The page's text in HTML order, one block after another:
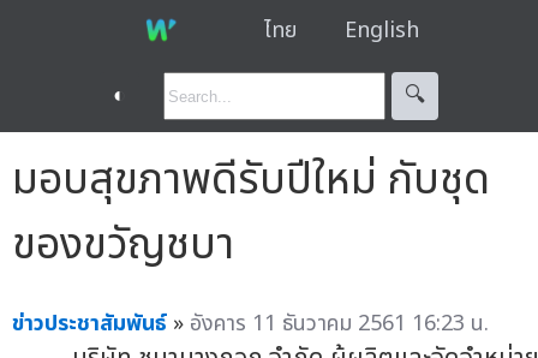
ไทย English
◐ 🔍︎
มอบสุขภาพดีรับปีใหม่ กับชุด
ของขวัญชบา
ข่าวประชาสัมพันธ์ » อังคาร 11 ธันวาคม 2561 16:23 น.